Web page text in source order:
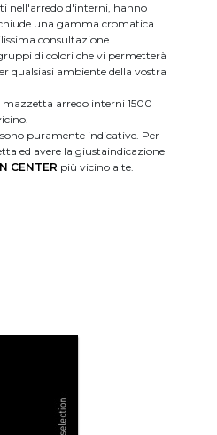
nell'arredo d'interni, hanno
una gamma cromatica
consultazione.
di colori che vi permetterà
qualsiasi ambiente della vostra
mazzetta arredo interni 1500
puramente indicative. Per
ed avere la giustaindicazione
CENTER più vicino a te.